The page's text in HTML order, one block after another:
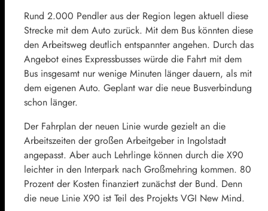
Rund 2.000 Pendler aus der Region legen aktuell diese
Strecke mit dem Auto zurück. Mit dem Bus könnten diese
den Arbeitsweg deutlich entspannter angehen. Durch das
Angebot eines Expressbusses würde die Fahrt mit dem
Bus insgesamt nur wenige Minuten länger dauern, als mit
dem eigenen Auto. Geplant war die neue Busverbindung
schon länger.
Der Fahrplan der neuen Linie wurde gezielt an die
Arbeitszeiten der großen Arbeitgeber in Ingolstadt
angepasst. Aber auch Lehrlinge können durch die X90
leichter in den Interpark nach Großmehring kommen. 80
Prozent der Kosten finanziert zunächst der Bund. Denn
die neue Linie X90 ist Teil des Projekts VGI New Mind.